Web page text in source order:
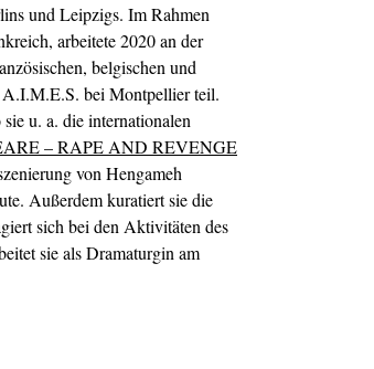
und Leipzigs. Im Rahmen
arbeitete 2020 an der
belgischen und
A.I.M.E.S. bei Montpellier teil.
u. a. die internationalen
– RAPE AND REVENGE
von Hengameh
Außerdem kuratiert sie die
sich bei den Aktivitäten des
sie als Dramaturgin am